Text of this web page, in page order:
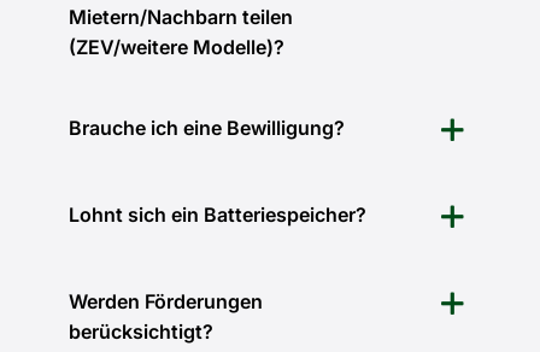
Mietern/Nachbarn teilen
(ZEV/weitere Modelle)?
Brauche ich eine Bewilligung?
Lohnt sich ein Batteriespeicher?
Werden Förderungen
berücksichtigt?